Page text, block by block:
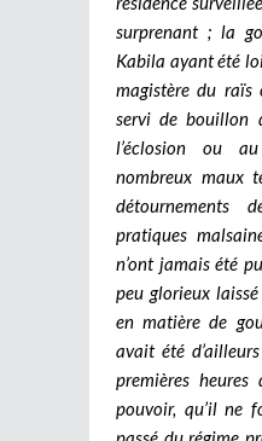
surprenant ; la
Kabila ayant été
magistère du raïs
servi de bouillon
l’éclosion ou
nombreux maux
détournements
pratiques
n’ont jamais été
peu glorieux
en matière de
avait été
premières
pouvoir, qu’il ne